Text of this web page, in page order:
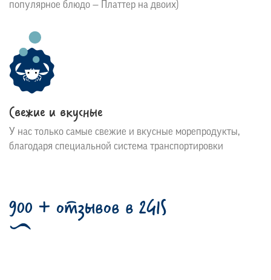
популярное блюдо — Платтер на двоих)
Свежие и вкусные
У нас только самые свежие и вкусные морепродукты,
благодаря специальной система транспортировки
900 + отзывов в 2GIS